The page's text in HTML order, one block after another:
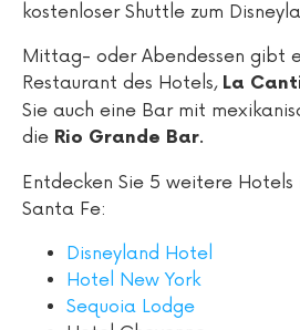
kostenloser Shuttle zum
Mittag- oder Abendessen gibt
Restaurant des Hotels, La
Sie auch eine Bar mit
die Rio Grande Bar.
Entdecken Sie 5 weitere Hotels
Santa Fe:
Disneyland Hotel
Hotel New York
Sequoia Lodge